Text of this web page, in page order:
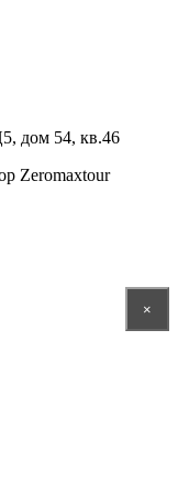
дом 54, кв.46
Zeromaxtour
×